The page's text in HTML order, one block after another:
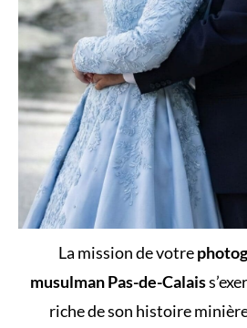
La mission de votre
musulman Pas-de-Calais
riche de son histoire